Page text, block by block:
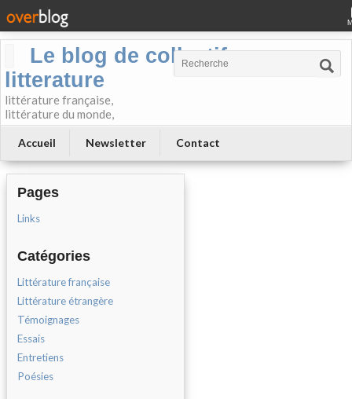
Le blog de collectif-
litterature
littérature française,
littérature du monde,
Accueil Newsletter Contact
Pages
Links
Catégories
Littérature française
Littérature étrangère
Témoignages
Essais
Entretiens
Poésies